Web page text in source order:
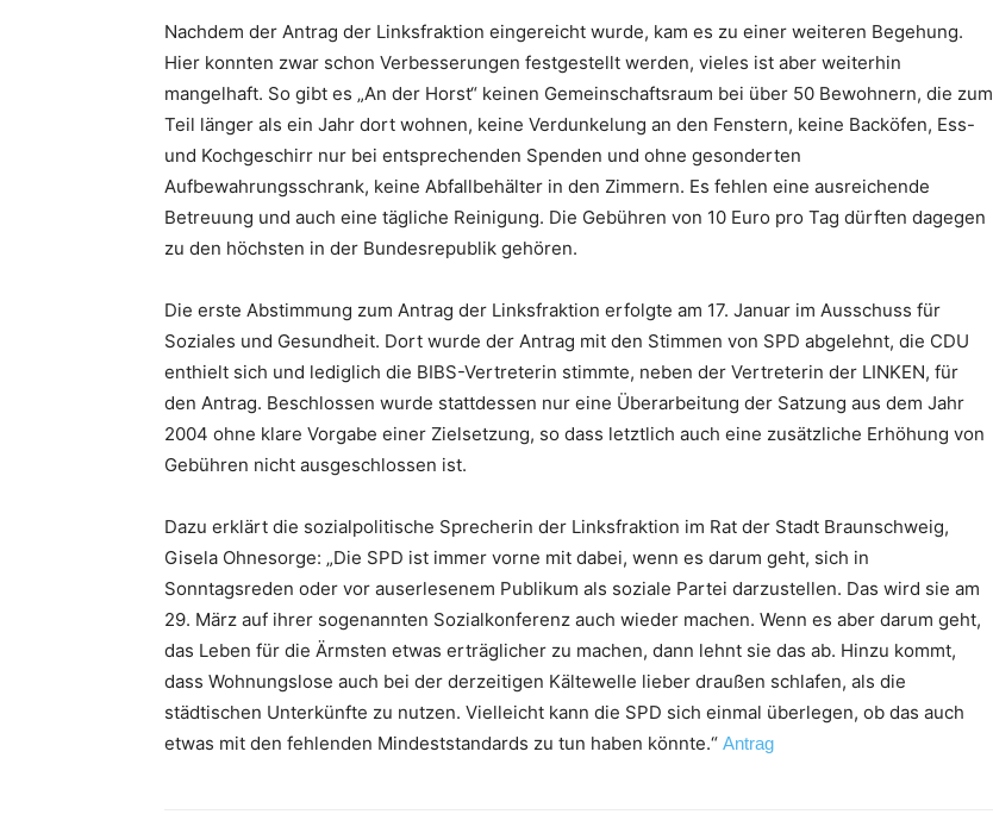
Nachdem der Antrag der Linksfraktion eingereicht wurde, kam es zu einer weiteren Begehung.
Hier konnten zwar schon Verbesserungen festgestellt werden, vieles ist aber weiterhin
mangelhaft. So gibt es „An der Horst“ keinen Gemeinschaftsraum bei über 50 Bewohnern, die zum
Teil länger als ein Jahr dort wohnen, keine Verdunkelung an den Fenstern, keine Backöfen, Ess-
und Kochgeschirr nur bei entsprechenden Spenden und ohne gesonderten
Aufbewahrungsschrank, keine Abfallbehälter in den Zimmern. Es fehlen eine ausreichende
Betreuung und auch eine tägliche Reinigung. Die Gebühren von 10 Euro pro Tag dürften dagegen
zu den höchsten in der Bundesrepublik gehören.
Die erste Abstimmung zum Antrag der Linksfraktion erfolgte am 17. Januar im Ausschuss für
Soziales und Gesundheit. Dort wurde der Antrag mit den Stimmen von SPD abgelehnt, die CDU
enthielt sich und lediglich die BIBS-Vertreterin stimmte, neben der Vertreterin der LINKEN, für
den Antrag. Beschlossen wurde stattdessen nur eine Überarbeitung der Satzung aus dem Jahr
2004 ohne klare Vorgabe einer Zielsetzung, so dass letztlich auch eine zusätzliche Erhöhung von
Gebühren nicht ausgeschlossen ist.
Dazu erklärt die sozialpolitische Sprecherin der Linksfraktion im Rat der Stadt Braunschweig,
Gisela Ohnesorge: „Die SPD ist immer vorne mit dabei, wenn es darum geht, sich in
Sonntagsreden oder vor auserlesenem Publikum als soziale Partei darzustellen. Das wird sie am
29. März auf ihrer sogenannten Sozialkonferenz auch wieder machen. Wenn es aber darum geht,
das Leben für die Ärmsten etwas erträglicher zu machen, dann lehnt sie das ab. Hinzu kommt,
dass Wohnungslose auch bei der derzeitigen Kältewelle lieber draußen schlafen, als die
städtischen Unterkünfte zu nutzen. Vielleicht kann die SPD sich einmal überlegen, ob das auch
etwas mit den fehlenden Mindeststandards zu tun haben könnte.“ Antrag